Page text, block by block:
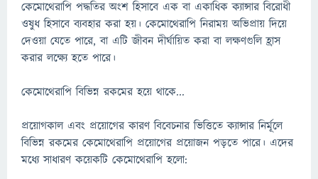
কেমোথেরাপি পদ্ধতির অংশ হিসাবে এক বা একাধিক ক্যান্সার বিরোধী
ওষুধ হিসাবে ব্যবহার করা হয়। কেমোথেরাপি নিরাময় অভিপ্রায় দিয়ে
দেওয়া যেতে পারে, বা এটি জীবন দীর্ঘায়িত করা বা লক্ষণগুলি হ্রাস
করার লক্ষ্যে হতে পারে।
কেমোথেরাপি বিভিন্ন রকমের হয়ে থাকে...
প্রয়োগকাল এবং প্রয়োগের কারণ বিবেচনার ভিত্তিতে ক্যান্সার নির্মূলে
বিভিন্ন রকমের কেমোথেরাপি প্রয়োগের প্রয়োজন পড়তে পারে। এদের
মধ্যে সাধারণ কয়েকটি কেমোথেরাপি হলো: